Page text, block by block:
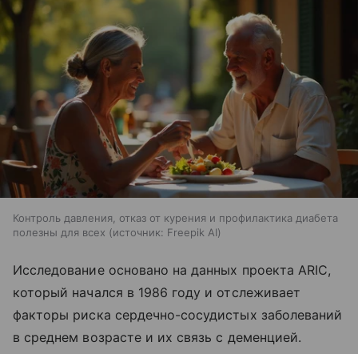
Контроль давления, отказ от курения и профилактика диабета
полезны для всех
источник: Freepik AI
Исследование основано на данных проекта ARIC,
который начался в 1986 году и отслеживает
факторы риска сердечно-сосудистых заболеваний
в среднем возрасте и их связь с деменцией.